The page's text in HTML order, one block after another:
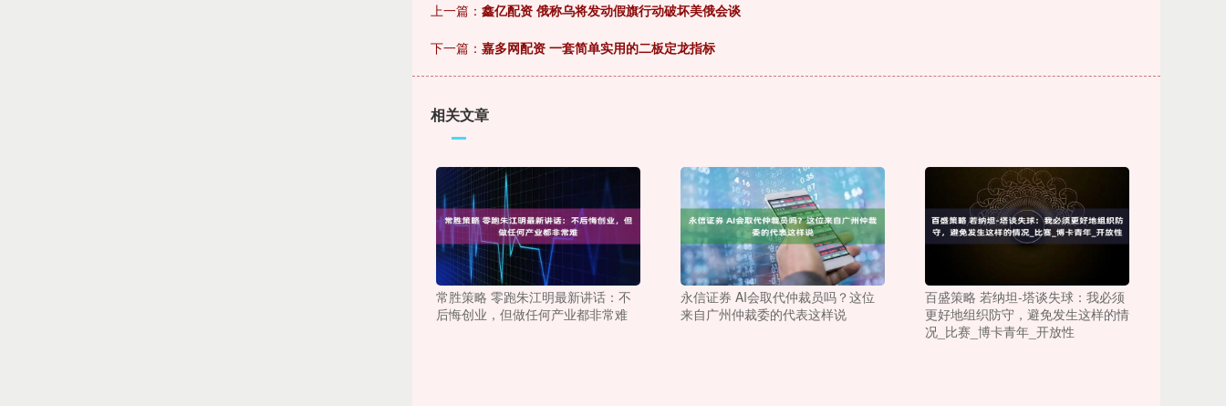
上一篇： 鑫亿配资 俄称乌将发动假旗行动破坏美俄会谈
下一篇： 嘉多网配资 一套简单实用的二板定龙指标
相关文章
常胜策略 零跑朱江明最新讲话：不
后悔创业，但做任何产业都非常难
永信证券 AI会取代仲裁员吗？这位
来自广州仲裁委的代表这样说
百盛策略 若纳坦-塔谈失球：我必须
更好地组织防守，避免发生这样的情
况_比赛_博卡青年_开放性